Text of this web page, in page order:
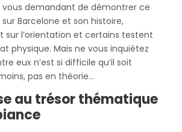
vous demandant de démontrer ce
Barcelone et son histoire,
sur l’orientation et certains testent
physique. Mais ne vous inquiétez
eux n’est si difficile qu’il soit
pas en théorie…
au trésor thématique